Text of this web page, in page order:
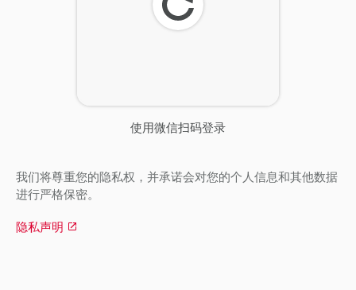
使用微信扫码登录
刷
新
我们将尊重您的隐私权，并承诺会对您的个人信息和其他数据
进行严格保密。
隐私声明